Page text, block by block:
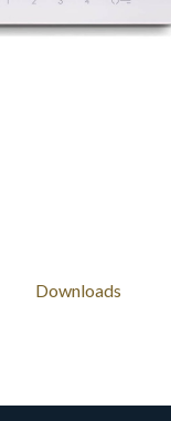
Downloads